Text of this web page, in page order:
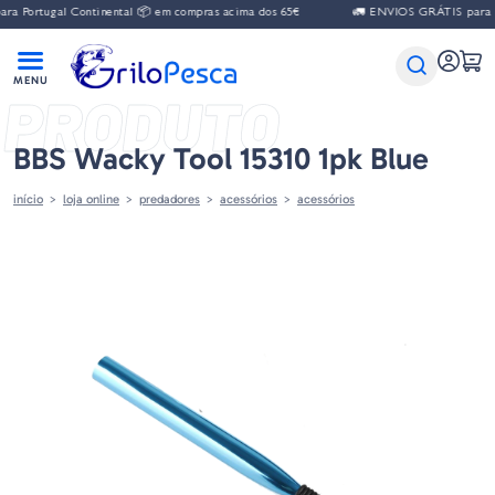
Portugal Continental 📦 em compras acima dos 65€ 🚛 ENVIOS GRÁTIS para
PRODUTO
BBS Wacky Tool 15310 1pk Blue
início loja online predadores acessórios acessórios